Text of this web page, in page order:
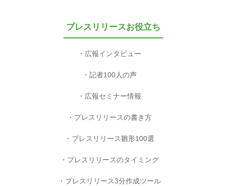
プレスリリースお役立ち
広報インタビュー
記者100人の声
広報セミナー情報
プレスリリースの書き方
プレスリリース雛形100選
プレスリリースのタイミング
プレスリリース3分作成ツール